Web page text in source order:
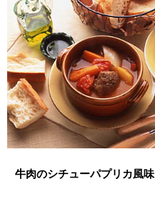
牛肉のシチューパプリカ風味